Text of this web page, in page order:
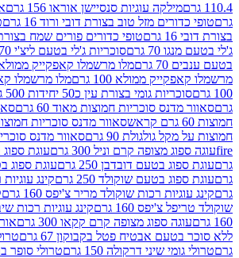
מילקה עוגיות סנסיישן אוראו 156 גרם
מזל טוב בצורת דובי ורוד 16 גרם
טופי
טופי כדורים פורים שמח בצורת ליצן 16 גרם
גרם
סוכריות ג'לי בטעם ליצ'י 70 גרם
מלו מרשמלו קאפקייק ממולא תות 100 גרם
ממולא 100 גרם
מלו מרשמלו קאפקייק
גומי בצורת עין כ50 יחידות 500 גרם
סוכריות חמוצות מאוד 60 גרם
סאוור מדנס
סאוור מדנס סוכריות חמוצות מדנס 60 גרם
גולגולת 90 גרם
מצופה קרם וניל 300 גרם
בטעם דובדבן 250 גרם
בטעם שוקולד 250 גרם
רכות שוקולד מריר צ'יפס 160 גרם
קינג עוגיות
160 גרם
קינג עוגיות רכות שיבולת תפוז
ספוג מצופה קרם קקאו 300 גרם
אורביט
אבטיח פטל בקבוקון 67 גרם
שיני דרקולה 150 גרם
טרולי סופר בריין 150ג'